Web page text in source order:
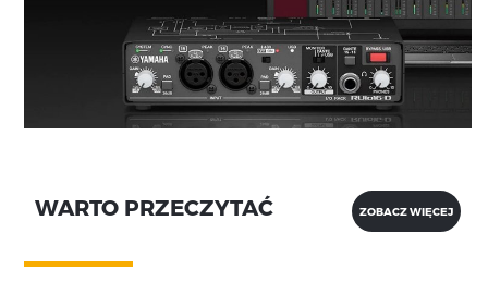
WARTO PRZECZYTAĆ ZOBACZ WIĘCEJ